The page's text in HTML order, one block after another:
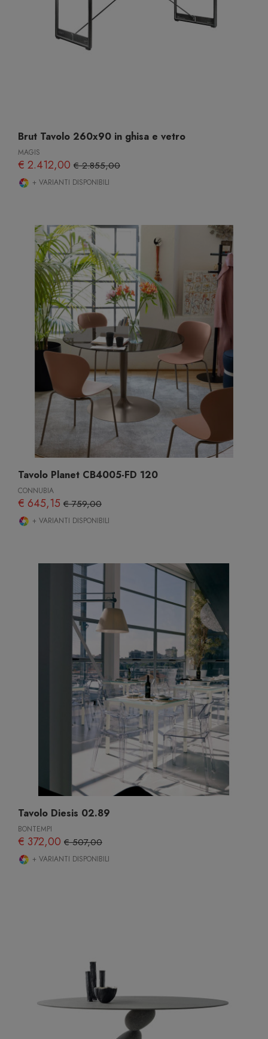
Brut Tavolo 260x90 in ghisa e vetro
MAGIS
€ 2.412,00 € 2.855,00
+ VARIANTI DISPONIBILI
Tavolo Planet CB4005-FD 120
CONNUBIA
€ 645,15 € 759,00
+ VARIANTI DISPONIBILI
Tavolo Diesis 02.89
BONTEMPI
€ 372,00 € 507,00
+ VARIANTI DISPONIBILI